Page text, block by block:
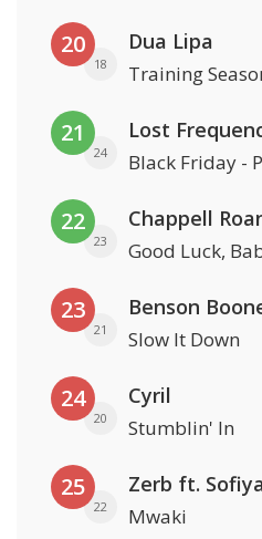
20
18
Dua Lipa
Training
21
24
Lost
Black Friday -
22
23
Chappell
Good Luck,
23
21
Benson
Slow It Down
24
20
Cyril
Stumblin' In
25
22
Zerb ft.
Mwaki